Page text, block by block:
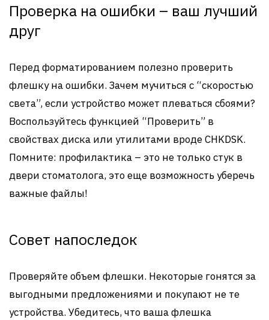
Проверка на ошибки – ваш лучший
друг
Перед форматированием полезно проверить
флешку на ошибки. Зачем мучиться с “скоростью
света”, если устройство может плеваться сбоями?
Воспользуйтесь функцией “Проверить” в
свойствах диска или утилитами вроде CHKDSK.
Помните: профилактика – это не только стук в
двери стоматолога, это еще возможность уберечь
важные файлы!
Совет напоследок
Проверяйте объем флешки. Некоторые гонятся за
выгодными предложениями и покупают не те
устройства. Убедитесь, что ваша флешка